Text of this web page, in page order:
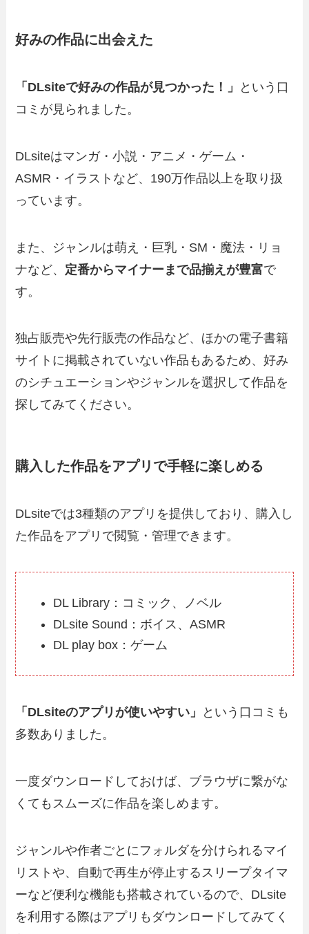
好みの作品に出会えた
「DLsiteで好みの作品が見つかった！」
という口
コミが見られました。
DLsiteはマンガ・小説・アニメ・ゲーム・
ASMR・イラストなど、190万作品以上を取り扱
っています。
また、ジャンルは萌え・巨乳・SM・魔法・リョ
ナなど、 定番からマイナーまで品揃えが豊富で
す。
独占販売や先行販売の作品など、ほかの電子書籍
サイトに掲載されていない作品もあるため、好み
のシチュエーションやジャンルを選択して作品を
探してみてください。
購入した作品をアプリで手軽に楽しめる
DLsiteでは3種類のアプリを提供しており、購入し
た作品をアプリで閲覧・管理できます。
DL Library：コミック、ノベル
DLsite Sound：ボイス、ASMR
DL play box：ゲーム
「DLsiteのアプリが使いやすい」
という口コミも
多数ありました。
一度ダウンロードしておけば、ブラウザに繋がな
くてもスムーズに作品を楽しめます。
ジャンルや作者ごとにフォルダを分けられるマイ
リストや、自動で再生が停止するスリープタイマ
ーなど便利な機能も搭載されているので、DLsite
を利用する際はアプリもダウンロードしてみてく